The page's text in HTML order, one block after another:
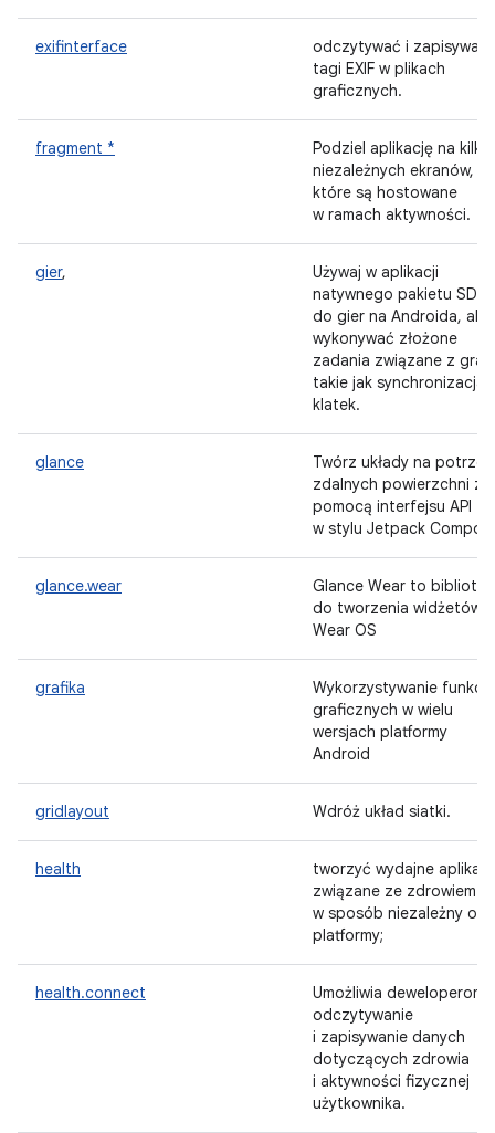
exifinterface
odczytywać i zapisywać
tagi EXIF w plikach
graficznych.
fragment *
Podziel aplikację na kilka
niezależnych ekranów,
które są hostowane
w ramach aktywności.
gier,
Używaj w aplikacji
natywnego pakietu SDK
do gier na Androida, aby
wykonywać złożone
zadania związane z
takie jak synchronizacja
klatek.
glance
Twórz układy na
zdalnych powierzchni za
pomocą interfejsu API
w stylu Jetpack
glance.wear
Glance Wear to
do tworzenia widżetów
Wear OS
grafika
Wykorzystywanie funkcji
graficznych w wielu
wersjach platformy
Android
gridlayout Wdróż układ siatki.
health
tworzyć wydajne
związane ze zdrowiem
w sposób niezależny od
platformy;
health.connect
Umożliwia deweloperom
odczytywanie
i zapisywanie danych
dotyczących zdrowia
i aktywności fizycznej
użytkownika.